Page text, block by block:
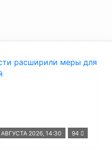
АВГУСТА 2026, 14:30 94